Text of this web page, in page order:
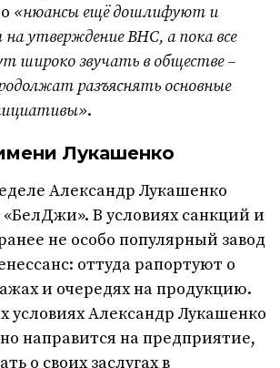
«нюансы ещё дошлифуют и
утверждение ВНС, а пока все
широко звучать в обществе –
разъяснять основные
.
Лукашенко
Александр Лукашенко
«БелДжи». В условиях санкций и
не особо популярный завод
оттуда рапортуют о
и очередях на продукцию.
условиях Александр Лукашенко
направится на предприятие,
о своих заслугах в